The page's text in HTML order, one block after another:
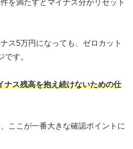
を満たすとマイナス分がリセット
ス5万円になっても、ゼロカット
す。
ナス残高を抱え続けないための仕
ここが一番大きな確認ポイントに